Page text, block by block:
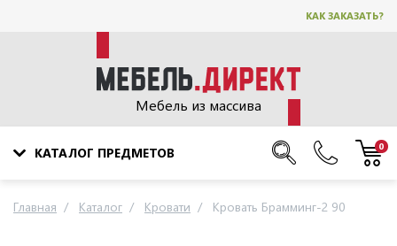
КАК ЗАКАЗАТЬ?
Мебель из массива
КАТАЛОГ ПРЕДМЕТОВ 0
Главная Каталог Кровати Кровать Брамминг-2 90